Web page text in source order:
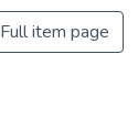
Full item page